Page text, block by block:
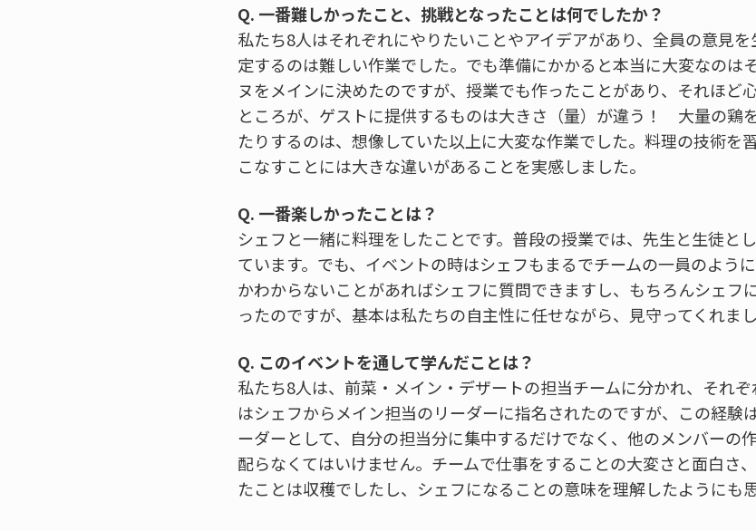
Q. 一番難しかったこと、挑戦となったことは何でしたか？
私たち8人はそれぞれにやりたいことやアイデアがあり、全員の意見
定するのは難しい作業でした。でも準備にかかると本当に大変なのは
ヌをメインに決めたのですが、授業でも作ったことがあり、それほど
ところが、ゲストに提供するものは大きさ（量）が違う！ 大量の鶏
たりするのは、想像していた以上に大変な作業でした。料理の技術を
こなすことには大きな違いがあることを実感しました。
Q. 一番楽しかったことは？
シェフと一緒に料理をしたことです。普段の授業では、先生と生徒と
ています。でも、イベントの時はシェフもまるでチームの一員のよう
かわからないことがあればシェフに質問できますし、もちろんシェフ
ったのですが、基本は私たちの自主性に任せながら、見守ってくれまし
Q. このイベントを通して学んだことは？
私たち8人は、前菜・メイン・デザートの担当チームに分かれ、それ
はシェフからメイン担当のリーダーに指名されたのですが、この経験
ーダーとして、自分の担当分に集中するだけでなく、他のメンバーの
配らなくてはいけません。チームで仕事をすることの大変さと面白さ
たことは収穫でしたし、シェフになることの意味を理解したようにも思